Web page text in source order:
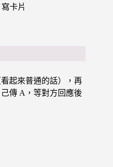
寫卡片
起來普通的話），再
傳 A，等對方回應後